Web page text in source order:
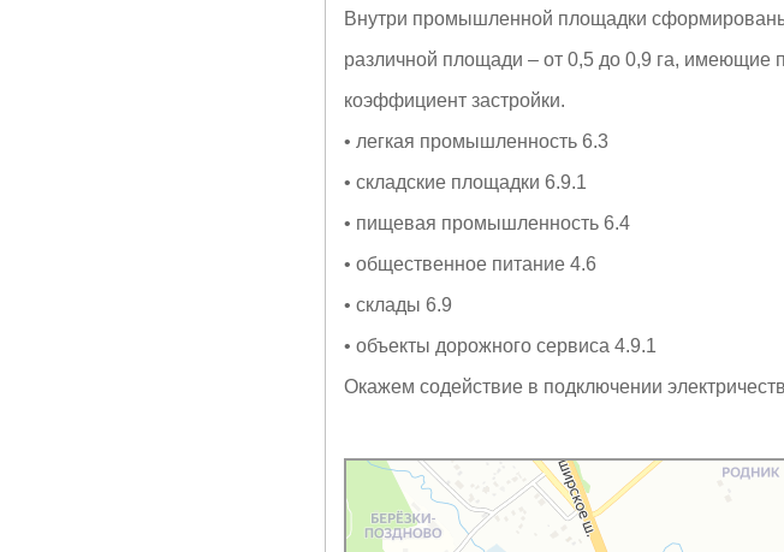
Внутри промышленной площадки
различной площади – от 0,5 до 0,9 га, имеющие
коэффициент застройки.
• легкая промышленность 6.3
• складские площадки 6.9.1
• пищевая промышленность 6.4
• общественное питание 4.6
• склады 6.9
• объекты дорожного сервиса 4.9.1
Окажем содействие в подключении
Яндекс Карты
Деревня Поздново — Яндекс Карты